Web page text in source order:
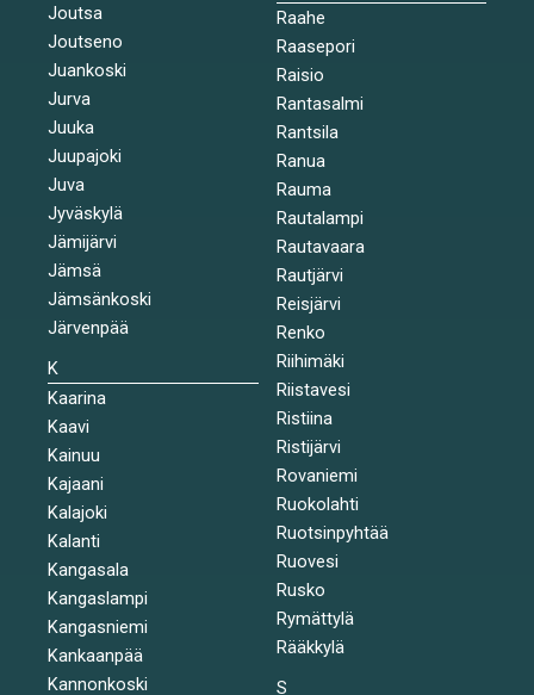
Joutsa
Joutseno
Juankoski
Jurva
Juuka
Juupajoki
Juva
Jyväskylä
Jämijärvi
Jämsä
Jämsänkoski
Järvenpää
K
Kaarina
Kaavi
Kainuu
Kajaani
Kalajoki
Kalanti
Kangasala
Kangaslampi
Kangasniemi
Kankaanpää
Kannonkoski
Raahe
Raasepori
Raisio
Rantasalmi
Rantsila
Ranua
Rauma
Rautalampi
Rautavaara
Rautjärvi
Reisjärvi
Renko
Riihimäki
Riistavesi
Ristiina
Ristijärvi
Rovaniemi
Ruokolahti
Ruotsinpyhtää
Ruovesi
Rusko
Rymättylä
Rääkkylä
S